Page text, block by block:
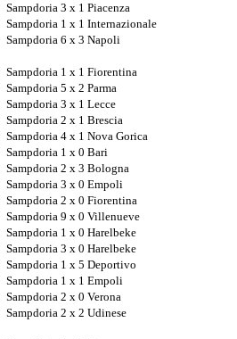
Sampdoria 3 x 1 Piacenza
Sampdoria 1 x 1 Internazionale
Sampdoria 6 x 3 Napoli
Sampdoria 1 x 1 Fiorentina
Sampdoria 5 x 2 Parma
Sampdoria 3 x 1 Lecce
Sampdoria 2 x 1 Brescia
Sampdoria 4 x 1 Nova Gorica
Sampdoria 1 x 0 Bari
Sampdoria 2 x 3 Bologna
Sampdoria 3 x 0 Empoli
Sampdoria 2 x 0 Fiorentina
Sampdoria 9 x 0 Villenueve
Sampdoria 1 x 0 Harelbeke
Sampdoria 3 x 0 Harelbeke
Sampdoria 1 x 5 Deportivo
Sampdoria 1 x 1 Empoli
Sampdoria 2 x 0 Verona
Sampdoria 2 x 2 Udinese